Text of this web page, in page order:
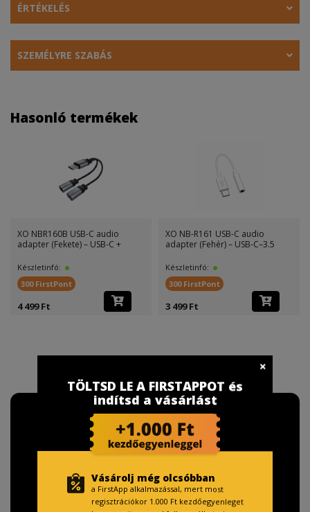
ÉRTÉKELÉS
SZEMÉLYRE SZABÁS
Hasonló termékek
XO NBR160B USB-C audio
adapter (Fekete) – USB-C +
Készletinfó:
300 FirstPont
4 499 Ft
XO NB-R161 USB-C audio
adapter (Fehér) – USB-C–3.5
Készletinfó:
300 FirstPont
3 499 Ft
TÖLTSD LE A FIRSTAPPOT és
indítsd a vásárlást
Vásárolj még olcsóbban
a FirstApp alkalmazással, mert most
regisztrációkor 1.000 Ft kezdőegyenleget